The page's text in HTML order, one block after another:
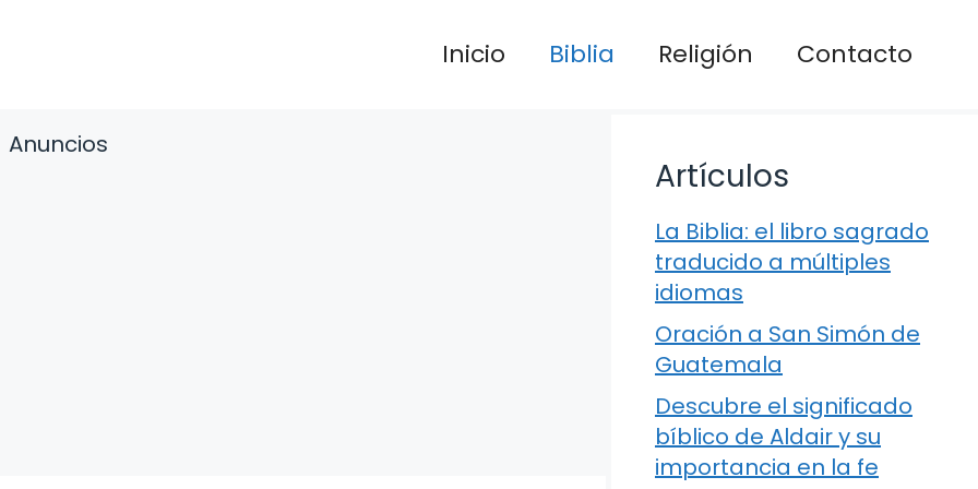
Inicio Biblia Religión Contacto
Anuncios
Artículos
La Biblia: el libro sagrado
traducido a múltiples
idiomas
Oración a San Simón de
Guatemala
Descubre el significado
bíblico de Aldair y su
importancia en la fe